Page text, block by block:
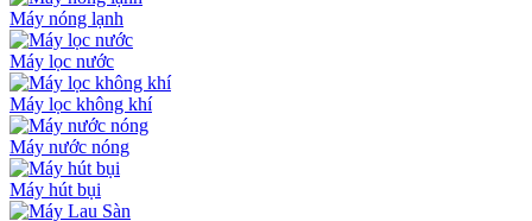
Máy nóng lạnh
Máy lọc nước
Máy lọc không khí
Máy nước nóng
Máy hút bụi